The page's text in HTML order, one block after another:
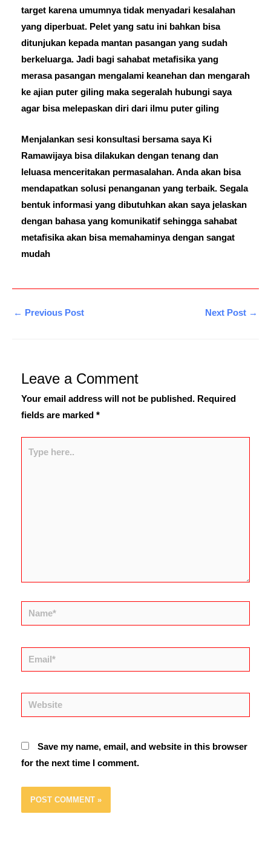
target karena umumnya tidak menyadari kesalahan
yang diperbuat. Pelet yang satu ini bahkan bisa
ditunjukan kepada mantan pasangan yang sudah
berkeluarga. Jadi bagi sahabat metafisika yang
merasa pasangan mengalami keanehan dan mengarah
ke ajian puter giling maka segeralah hubungi saya
agar bisa melepaskan diri dari ilmu puter giling
Menjalankan sesi konsultasi bersama saya Ki
Ramawijaya bisa dilakukan dengan tenang dan
leluasa menceritakan permasalahan. Anda akan bisa
mendapatkan solusi penanganan yang terbaik. Segala
bentuk informasi yang dibutuhkan akan saya jelaskan
dengan bahasa yang komunikatif sehingga sahabat
metafisika akan bisa memahaminya dengan sangat
mudah
← Previous Post Next Post →
Leave a Comment
Your email address will not be published. Required
fields are marked *
Name*
Email*
Website
Save my name, email, and website in this browser
for the next time I comment.